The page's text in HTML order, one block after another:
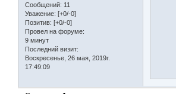
Сообщений: 11
Уважение: [+0/-0]
Позитив: [+0/-0]
Провел на форуме:
9 минут
Последний визит:
Воскресенье, 26 мая, 2019г.
17:49:09